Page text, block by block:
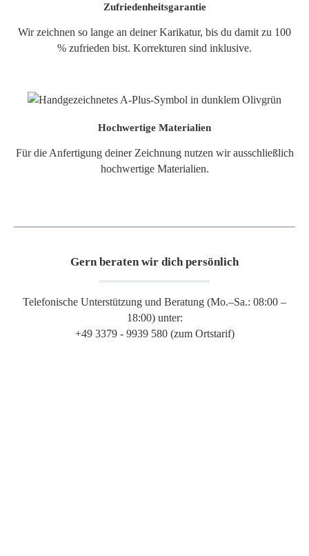
Zufriedenheitsgarantie
Wir zeichnen so lange an deiner Karikatur, bis du damit zu 100
% zufrieden bist. Korrekturen sind inklusive.
Hochwertige Materialien
Für die Anfertigung deiner Zeichnung nutzen wir ausschließlich
hochwertige Materialien.
Gern beraten wir dich persönlich
Telefonische Unterstützung und Beratung (Mo.–Sa.: 08:00 –
18:00) unter:
+49 3379 - 9939 580 (zum Ortstarif)